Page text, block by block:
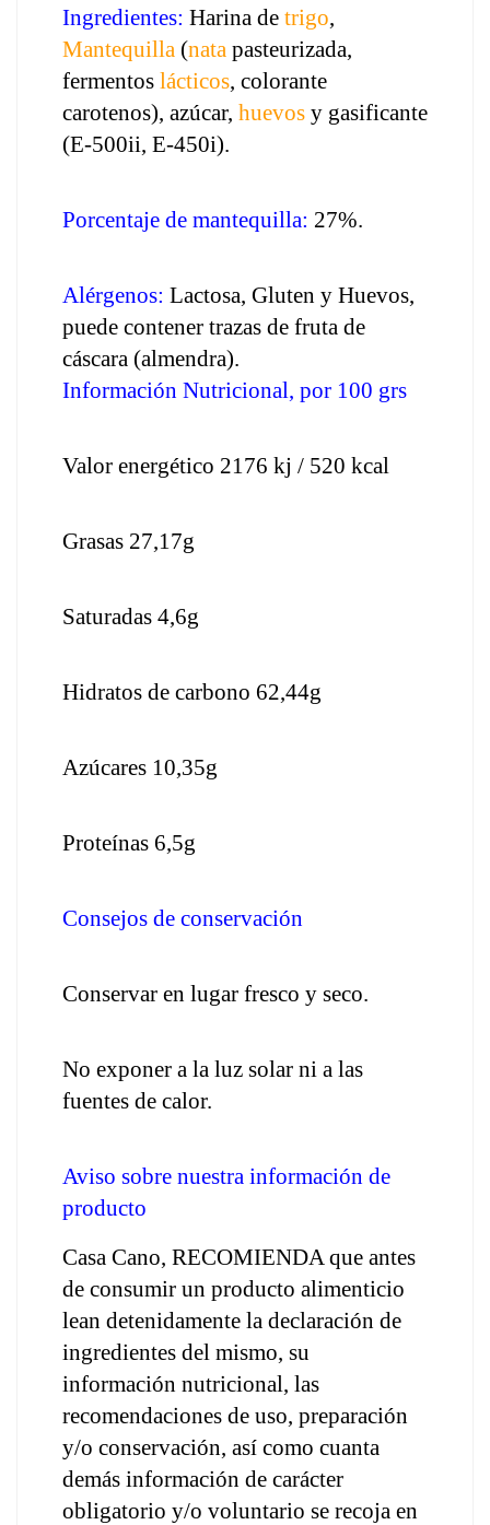
Ingredientes: Harina de trigo
Mantequilla (nata pasteurizada,
fermentos lácticos, colorante
carotenos), azúcar, huevos y gasificante
(E-500ii, E-450i).
Porcentaje de mantequilla: 27%.
Alérgenos: Lactosa, Gluten y Huevos,
puede contener trazas de fruta de
cáscara (almendra).
Información Nutricional, por 100 grs
Valor energético 2176 kj / 520 kcal
Grasas 27,17g
Saturadas 4,6g
Hidratos de carbono 62,44g
Azúcares 10,35g
Proteínas 6,5g
Consejos de conservación
Conservar en lugar fresco y seco.
No exponer a la luz solar ni a las
fuentes de calor.
Aviso sobre nuestra información de
producto
Casa Cano, RECOMIENDA que antes
de consumir un producto alimenticio
lean detenidamente la declaración de
ingredientes del mismo, su
información nutricional, las
recomendaciones de uso, preparación
y/o conservación, así como cuanta
demás información de carácter
obligatorio y/o voluntario se recoja en